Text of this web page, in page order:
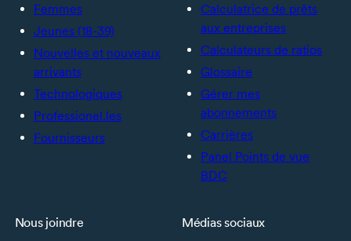
Femmes
Jeunes (18-39)
Nouvelles et nouveaux
arrivants
Technologiques
Professionel.les
Fournisseurs
Calculatrice de prêts
aux entreprises
Calculateurs de ratios
Glossaire
Gérer mes
abonnements
Carrières
Panel Points de vue
BDC
Nous joindre Médias sociaux